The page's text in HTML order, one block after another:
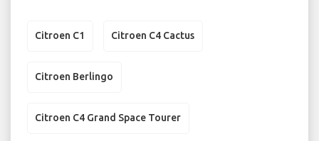
Citroen C1 Citroen C4 Cactus
Citroen Berlingo
Citroen C4 Grand Space Tourer